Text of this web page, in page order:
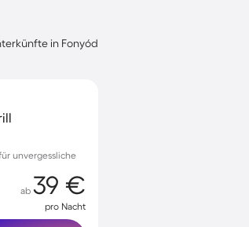
in Fonyód
unvergessliche
ab 39 €
pro Nacht